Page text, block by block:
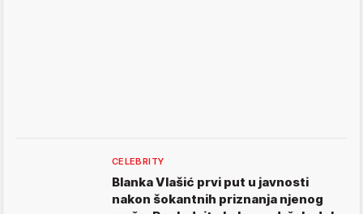
CELEBRITY
Blanka Vlašić prvi put u javnosti
nakon šokantnih priznanja njenog